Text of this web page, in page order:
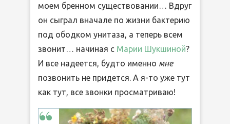
моем бренном существовании… Вдруг
он сыграл вначале по жизни бактерию
под ободком унитаза, а теперь всем
звонит… начиная с Марии Шукшиной?
И все надеется, будто именно мне
позвонить не придется. А я-то уже тут
как тут, все звонки просматриваю!